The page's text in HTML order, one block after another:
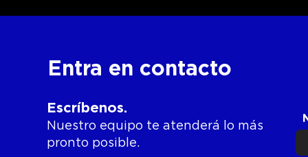
Entra en contacto
Escríbenos.
Nuestro equipo te atenderá lo más
pronto posible.